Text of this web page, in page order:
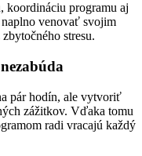
koordináciu programu aj
naplno venovať svojim
stresu.
pár hodín, ale vytvoriť
zážitkov. Vďaka tomu
radi vracajú každý